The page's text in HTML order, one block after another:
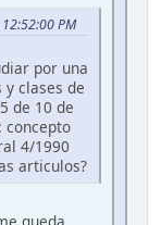
PM
por una
clases de
de 10 de
concepto
4/1990
articulos?